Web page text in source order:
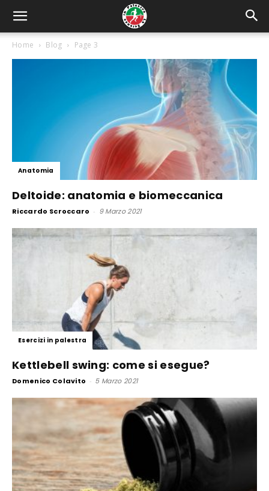
Home Blog Page 3
Anatomia
Deltoide: anatomia e biomeccanica
Riccardo Scroccaro - 9 Marzo 2021
Esercizi in palestra
Kettlebell swing: come si esegue?
Domenico Colavito - 5 Marzo 2021